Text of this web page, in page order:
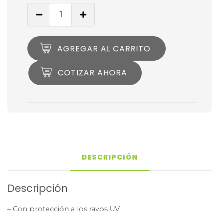
AGREGAR AL CARRITO
COTIZAR AHORA
DESCRIPCIÓN
Descripción
– Con protección a los rayos UV.